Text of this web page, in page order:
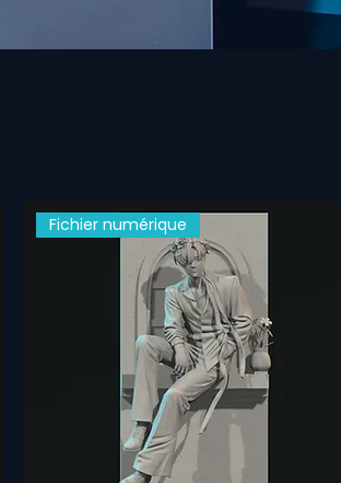
Fichier numérique